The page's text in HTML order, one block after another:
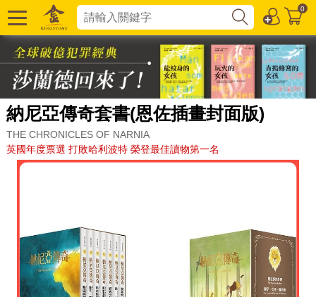
0
納尼亞傳奇套書(恩佐插畫封面版)
THE CHRONICLES OF NARNIA
英國年度票選 打敗哈利波特 榮登最佳讀物第一名